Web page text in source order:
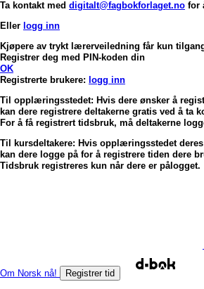
Ta kontakt med digitalt@fagbokforlaget.no for
Eller logg inn
Kjøpere av trykt lærerveiledning får kun
Registrer deg med PIN-koden din
OK
Registrerte brukere: logg inn
Til opplæringsstedet: Hvis dere ønsker å
kan dere registrere deltakerne gratis ved å ta
For å få registrert tidsbruk, må deltakerne
Til kursdeltakere: Hvis opplæringsstedet
kan dere logge på for å registrere tiden dere
Tidsbruk registreres kun når dere er pålogget.
Om Norsk nå! Registrer tid